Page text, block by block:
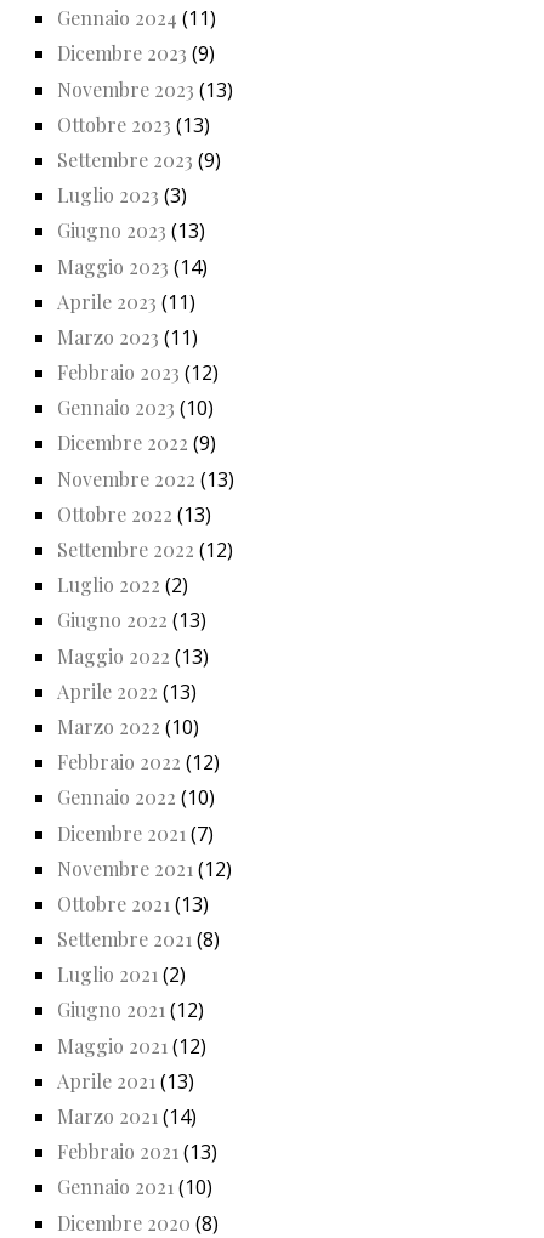
Gennaio 2024 (11)
Dicembre 2023 (9)
Novembre 2023 (13)
Ottobre 2023 (13)
Settembre 2023 (9)
Luglio 2023 (3)
Giugno 2023 (13)
Maggio 2023 (14)
Aprile 2023 (11)
Marzo 2023 (11)
Febbraio 2023 (12)
Gennaio 2023 (10)
Dicembre 2022 (9)
Novembre 2022 (13)
Ottobre 2022 (13)
Settembre 2022 (12)
Luglio 2022 (2)
Giugno 2022 (13)
Maggio 2022 (13)
Aprile 2022 (13)
Marzo 2022 (10)
Febbraio 2022 (12)
Gennaio 2022 (10)
Dicembre 2021 (7)
Novembre 2021 (12)
Ottobre 2021 (13)
Settembre 2021 (8)
Luglio 2021(2)
Giugno 2021(12)
Maggio 2021 (12)
Aprile 2021 (13)
Marzo 2021 (14)
Febbraio 2021(13)
Gennaio 2021(10)
Dicembre 2020 (8)